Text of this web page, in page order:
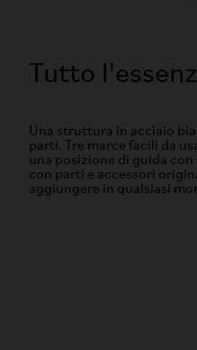
Tutto
Una struttura in acciaio
parti. Tre marce facili da
una posizione di guida
con parti e accessori
aggiungere in qualsiasi